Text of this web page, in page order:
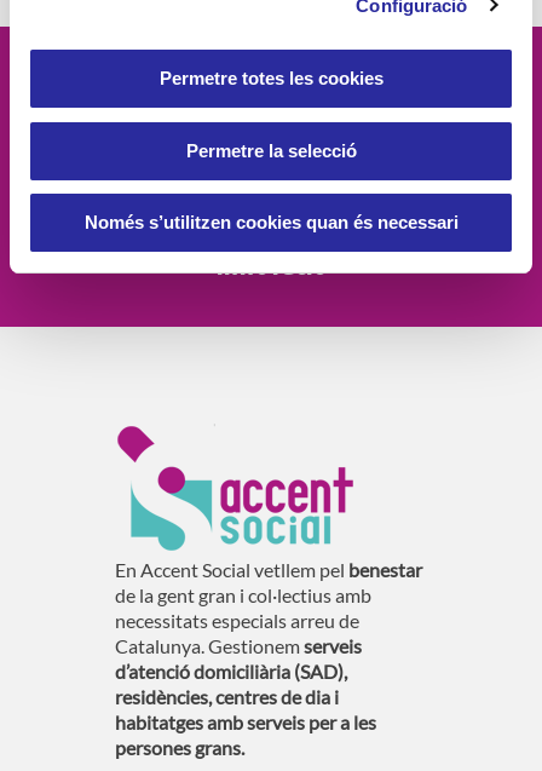
Configuració
Permetre totes les cookies
Permetre la selecció
Només s’utilitzen cookies quan és necessari
Vetllem per ladignitatde les
persones, elcompromís social
proximitat, l'excel·lènciai la
innovació
En Accent Social vetllem pel benestar
de la gent gran i col·lectius amb
necessitats especials arreu de
Catalunya. Gestionemserveis
d’atenció domiciliària (SAD),
residències, centres de dia i
habitatges amb serveis per a les
persones grans.